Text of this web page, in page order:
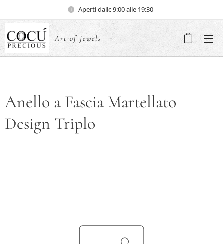
Aperti dalle 9:00 alle 19:30
Art of jewels
Anello a Fascia Martellato
Design Triplo